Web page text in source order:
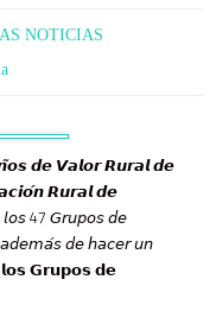
NOTICIAS
𝙙𝙚 𝙑𝙖𝙡𝙤𝙧 𝙍𝙪𝙧𝙖𝙡 𝙙𝙚
𝙍𝙪𝙧𝙖𝙡 𝙙𝙚
47 𝘎𝘳𝘶𝘱𝘰𝘴 𝘥𝘦
𝘢𝘥𝘦𝘮𝘢́𝘴 𝘥𝘦 𝘩𝘢𝘤𝘦𝘳 𝘶𝘯
𝗹𝗼𝘀 𝗚𝗿𝘂𝗽𝗼𝘀 𝗱𝗲